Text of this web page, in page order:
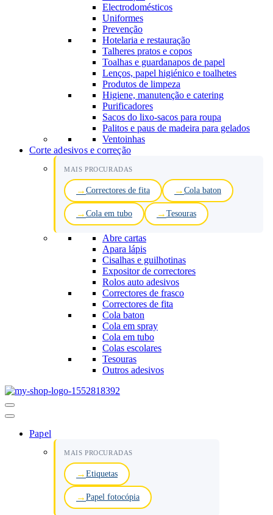
Electrodomésticos
Uniformes
Prevenção
Hotelaria e restauração
Talheres pratos e copos
Toalhas e guardanapos de papel
Lenços, papel higiénico e toalhetes
Produtos de limpeza
Higiene, manutenção e catering
Purificadores
Sacos do lixo-sacos para roupa
Palitos e paus de madeira para gelados
Ventoinhas
Corte adesivos e correção
MAIS PROCURADAS
Correctores de fita Cola baton
Cola em tubo Tesouras
Abre cartas
Apara lápis
Cisalhas e guilhotinas
Expositor de correctores
Rolos auto adesivos
Correctores de frasco
Correctores de fita
Cola baton
Cola em spray
Cola em tubo
Colas escolares
Tesouras
Outros adesivos
Menu
de
Papel
MAIS PROCURADAS
Etiquetas
Papel fotocópia